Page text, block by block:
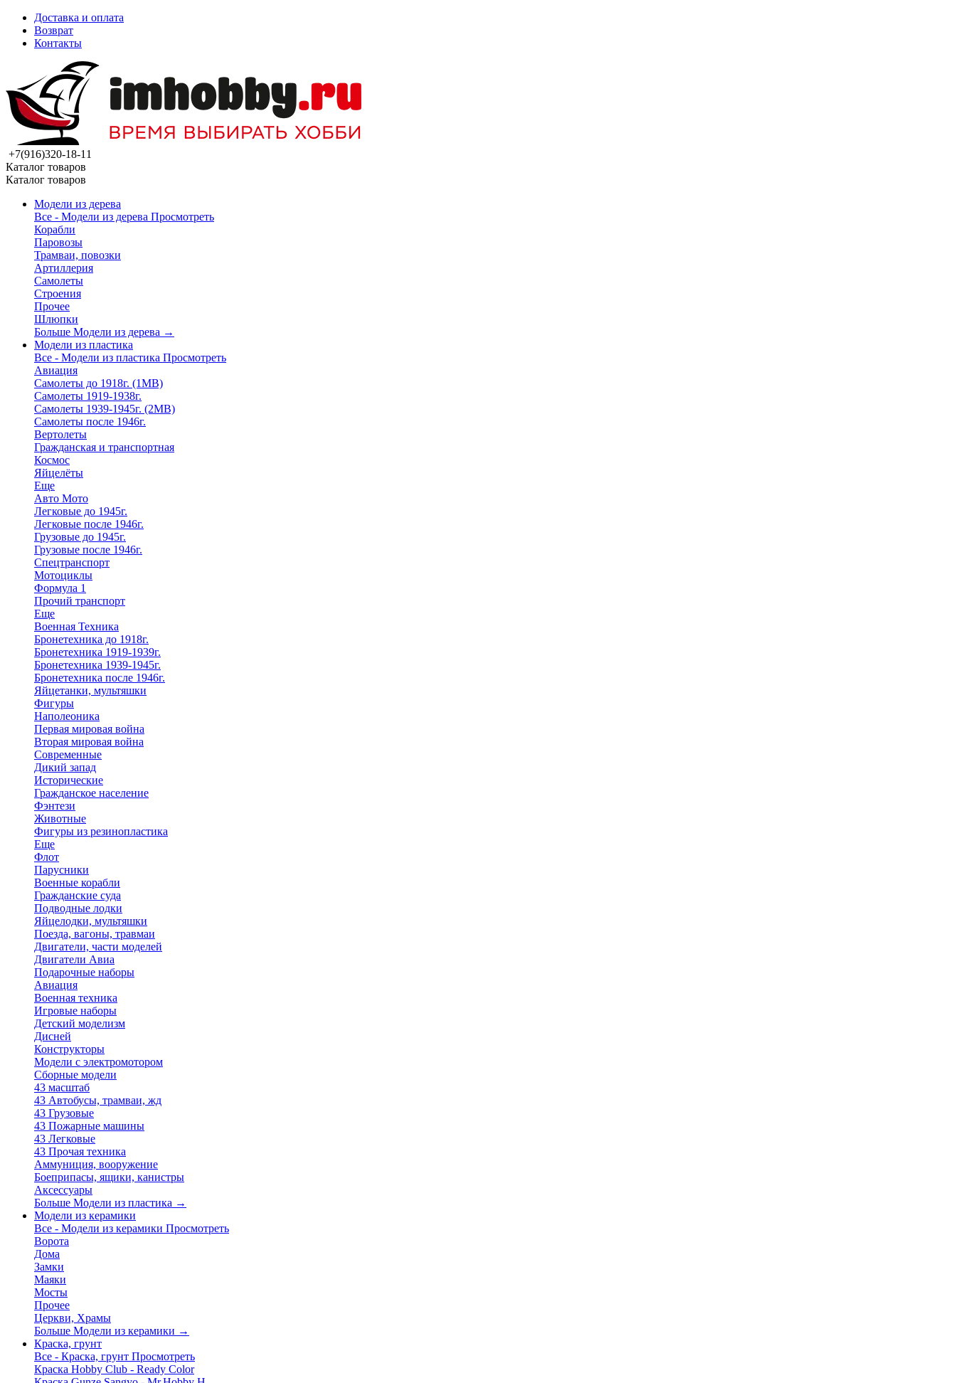
Доставка и оплата
Возврат
Контакты
+7(916)320-18-11
Каталог товаров
Каталог товаров
Модели из дерева
Все - Модели из дерева Просмотреть
Корабли
Паровозы
Трамваи, повозки
Артиллерия
Самолеты
Строения
Прочее
Шлюпки
Больше Модели из дерева →
Модели из пластика
Все - Модели из пластика Просмотреть
Авиация
Самолеты до 1918г. (1МВ)
Самолеты 1919-1938г.
Самолеты 1939-1945г. (2МВ)
Самолеты после 1946г.
Вертолеты
Гражданская и транспортная
Космос
Яйцелёты
Еще
Авто Мото
Легковые до 1945г.
Легковые после 1946г.
Грузовые до 1945г.
Грузовые после 1946г.
Спецтранспорт
Мотоциклы
Формула 1
Прочий транспорт
Еще
Военная Техника
Бронетехника до 1918г.
Бронетехника 1919-1939г.
Бронетехника 1939-1945г.
Бронетехника после 1946г.
Яйцетанки, мультяшки
Фигуры
Наполеоника
Первая мировая война
Вторая мировая война
Современные
Дикий запад
Исторические
Гражданское население
Фэнтези
Животные
Фигуры из резинопластика
Еще
Флот
Парусники
Военные корабли
Гражданские суда
Подводные лодки
Яйцелодки, мультяшки
Поезда, вагоны, травмаи
Двигатели, части моделей
Двигатели Авиа
Подарочные наборы
Авиация
Военная техника
Игровые наборы
Детский моделизм
Дисней
Конструкторы
Модели с электромотором
Сборные модели
43 масштаб
43 Автобусы, трамваи, жд
43 Грузовые
43 Пожарные машины
43 Легковые
43 Прочая техника
Аммуниция, вооружение
Боеприпасы, ящики, канистры
Аксессуары
Больше Модели из пластика →
Модели из керамики
Все - Модели из керамики Просмотреть
Ворота
Дома
Замки
Маяки
Мосты
Прочее
Церкви, Храмы
Больше Модели из керамики →
Краска, грунт
Все - Краска, грунт Просмотреть
Краска Hobby Club - Ready Color